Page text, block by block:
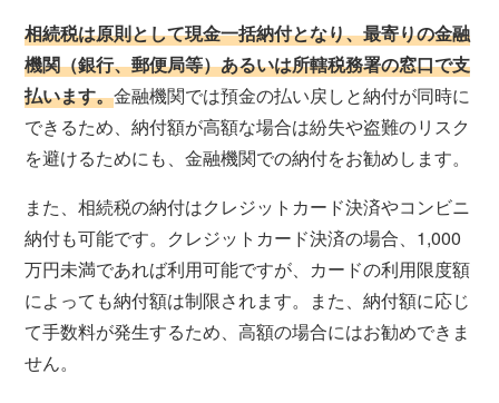
相続税は原則として現金一括納付となり、最寄りの金融
機関（銀行、郵便局等）あるいは所轄税務署の窓口で支
払います。金融機関では預金の払い戻しと納付が同時に
できるため、納付額が高額な場合は紛失や盗難のリスク
を避けるためにも、金融機関での納付をお勧めします。
また、相続税の納付はクレジットカード決済やコンビニ
納付も可能です。クレジットカード決済の場合、1,000
万円未満であれば利用可能ですが、カードの利用限度額
によっても納付額は制限されます。また、納付額に応じ
て手数料が発生するため、高額の場合にはお勧めできま
せん。